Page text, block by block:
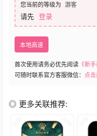
您当前的等级为 游客
请先 登录
本地高速
首次使用请务必优先阅读 《新
可随时联系官方客服微信： 点
◎ 更多关联推荐: